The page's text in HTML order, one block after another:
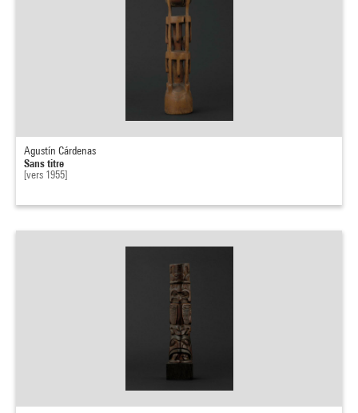
Agustín Cárdenas
Sans titre
[vers 1955]